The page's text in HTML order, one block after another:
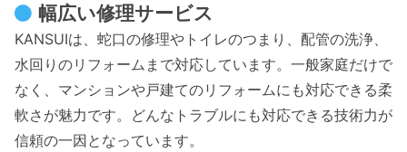
幅広い修理サービス
KANSUIは、蛇口の修理やトイレのつまり、配管の洗浄、
水回りのリフォームまで対応しています。一般家庭だけで
なく、マンションや戸建てのリフォームにも対応できる柔
軟さが魅力です。どんなトラブルにも対応できる技術力が
信頼の一因となっています。